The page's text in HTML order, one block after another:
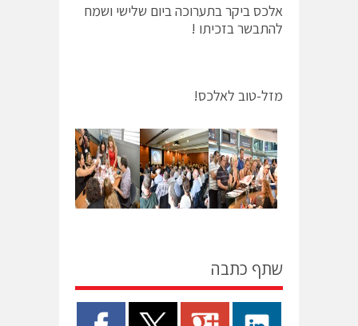
אלכס ביקר בתערוכה ביום שלישי ושמח
להתבשר בזכיתו !
מזל-טוב לאלכס!
שתף כתבה